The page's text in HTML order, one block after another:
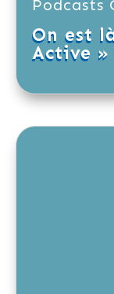
Podcasts
On est
Active »